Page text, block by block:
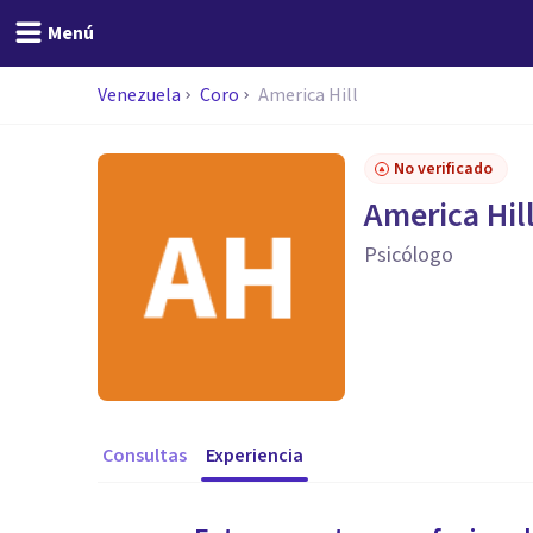
Menú
Venezuela Coro America Hill
No verificado
America
Psicólogo
Consultas Experiencia